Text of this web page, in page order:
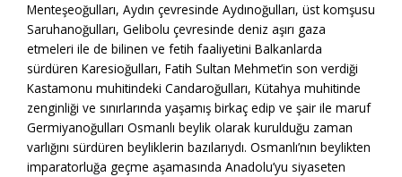
Menteşeoğulları, Aydın çevresinde Aydınoğulları, üst komşusu
Saruhanoğulları, Gelibolu çevresinde deniz aşırı gaza
etmeleri ile de bilinen ve fetih faaliyetini Balkanlarda
sürdüren Karesioğulları, Fatih Sultan Mehmet’in son verdiği
Kastamonu muhitindeki Candaroğulları, Kütahya muhitinde
zenginliği ve sınırlarında yaşamış birkaç edip ve şair ile maruf
Germiyanoğulları Osmanlı beylik olarak kurulduğu zaman
varlığını sürdüren beyliklerin bazılarıydı. Osmanlı’nın beylikten
imparatorluğa geçme aşamasında Anadolu’yu siyaseten